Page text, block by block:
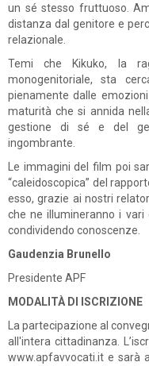
un sé stesso fruttuoso.
distanza dal genitore e
relazionale.
Temi che Kikuko, la
monogenitoriale, sta
pienamente dalle
maturità che si annida
gestione di sé e del
ingombrante.
Le immagini del film poi
“caleidoscopica” del
esso, grazie ai nostri
che ne illumineranno i
condividendo conoscenze.
Gaudenzia Brunello
Presidente APF
MODALITÀ DI ISCRIZIONE
La partecipazione al
all'intera cittadinanza.
www.apfavvocati.it e sarà